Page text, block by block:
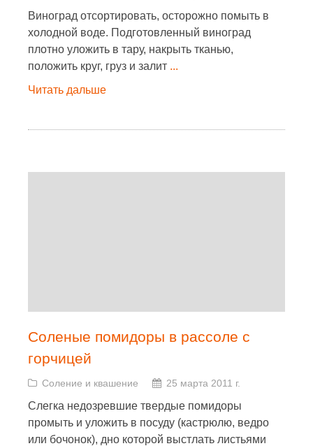
Виноград отсортировать, осторожно помыть в
холодной воде. Подготовленный виноград
плотно уложить в тару, накрыть тканью,
положить круг, груз и залит ...
Читать дальше
Соленые помидоры в рассоле с
горчицей
Соление и квашение 25 марта 2011 г.
Слегка недозревшие твердые помидоры
промыть и уложить в посуду (кастрюлю, ведро
или бочонок), дно которой выстлать листьями